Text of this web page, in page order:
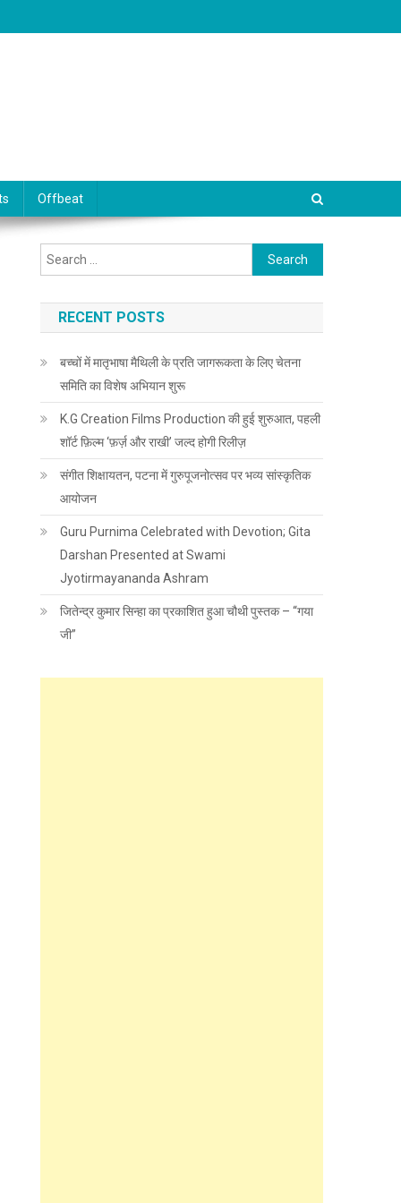
Offbeat
Search for:
RECENT POSTS
बच्चों में मातृभाषा मैथिली के प्रति जागरूकता के लिए चेतना
समिति का विशेष अभियान शुरू
K.G Creation Films Production की हुई शुरुआत, पहली
शॉर्ट फ़िल्म ‘फ़र्ज़ और राखी’ जल्द होगी रिलीज़
संगीत शिक्षायतन, पटना में गुरुपूजनोत्सव पर भव्य सांस्कृतिक
आयोजन
Guru Purnima Celebrated with Devotion; Gita
Darshan Presented at Swami
Jyotirmayananda Ashram
जितेन्द्र कुमार सिन्हा का प्रकाशित हुआ चौथी पुस्तक – “गया
जी”